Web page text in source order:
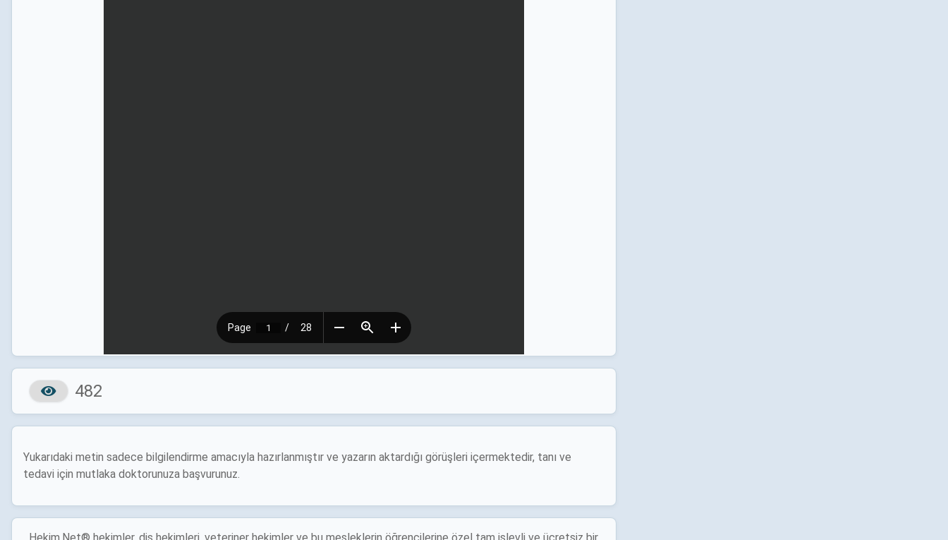
482
Yukarıdaki metin sadece bilgilendirme amacıyla hazırlanmıştır ve yazarın aktardığı görüşleri içermektedir, tanı ve
tedavi için mutlaka doktorunuza başvurunuz.